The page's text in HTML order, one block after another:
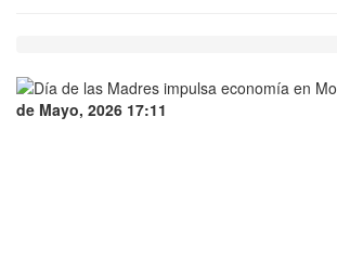
de Mayo, 2026 17:11